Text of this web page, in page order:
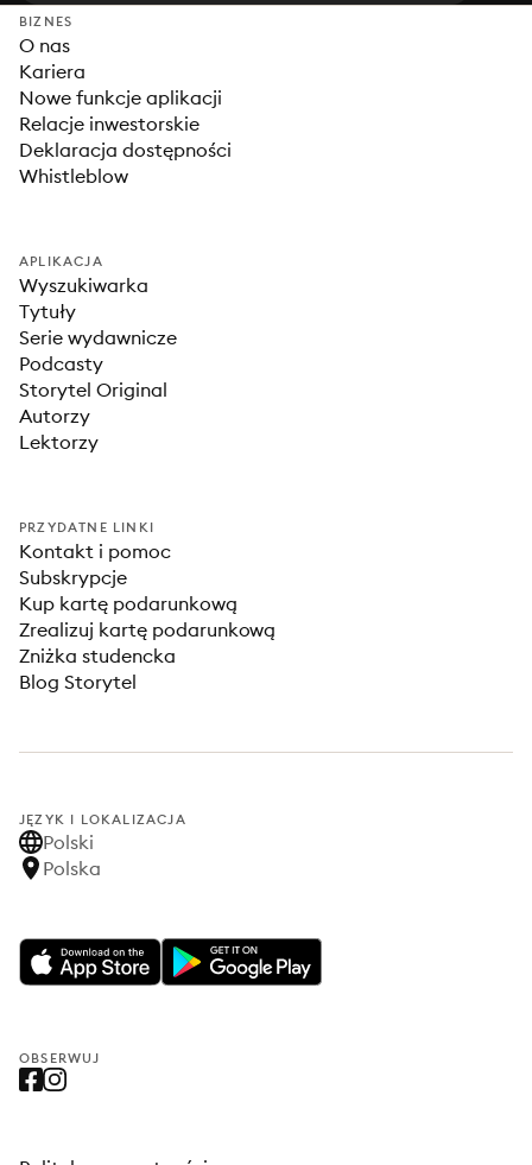
BIZNES
O nas
Kariera
Nowe funkcje aplikacji
Relacje inwestorskie
Deklaracja dostępności
Whistleblow
APLIKACJA
Wyszukiwarka
Tytuły
Serie wydawnicze
Podcasty
Storytel Original
Autorzy
Lektorzy
PRZYDATNE LINKI
Kontakt i pomoc
Subskrypcje
Kup kartę podarunkową
Zrealizuj kartę podarunkową
Zniżka studencka
Blog Storytel
JĘZYK I LOKALIZACJA
Polski
Polska
OBSERWUJ